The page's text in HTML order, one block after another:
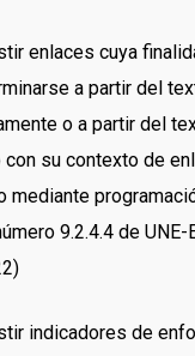
enlaces cuya
a partir del
o a partir del
con su contexto de
mediante
9.2.4.4 de UNE-
indicadores de